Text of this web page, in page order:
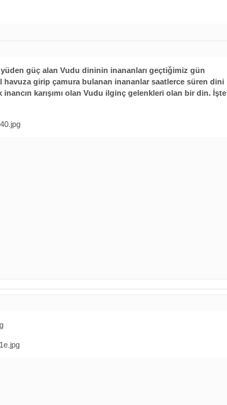
güç alan Vudu dininin inananları geçtiğimiz gün
girip çamura bulanan inananlar saatlerce süren dini
karışımı olan Vudu ilginç gelenkleri olan bir din. İşte